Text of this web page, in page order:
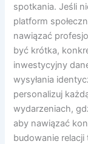
spotkania. Jeśli
platform
nawiązać
być krótka,
inwestycyjny
wysyłania
personalizuj
wydarzeniach,
aby nawiązać
budowanie